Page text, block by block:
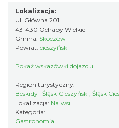
Lokalizacja:
Ul. Główna 201
43-430 Ochaby Wielkie
Gmina: Skoczów
Powiat: cieszyński
Pokaż wskazówki dojazdu
Region turystyczny:
Beskidy i Śląsk Cieszyński, Śląsk
Lokalizacja: Na wsi
Kategoria:
Gastronomia